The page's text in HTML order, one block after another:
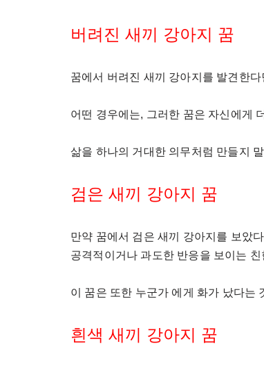
버려진 새끼 강아지 꿈
꿈에서 버려진 새끼 강아지를 발견한
어떤 경우에는, 그러한 꿈은 자신에게
삶을 하나의 거대한 의무처럼 만들지
검은 새끼 강아지 꿈
만약 꿈에서 검은 새끼 강아지를 보았
공격적이거나 과도한 반응을 보이는
이 꿈은 또한 누군가 에게 화가 났다는
흰색 새끼 강아지 꿈